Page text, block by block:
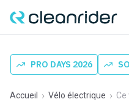
PRO DAYS 2026
Accueil Vélo électrique Ce